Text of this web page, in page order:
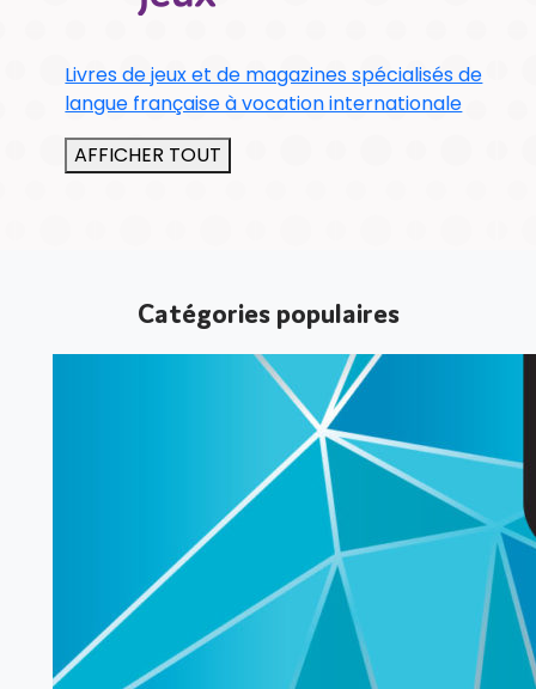
Livres de jeux et de magazines spécialisés de
langue française à vocation internationale
AFFICHER TOUT
Catégories populaires